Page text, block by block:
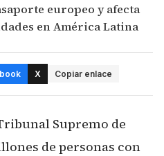
europeo y afecta
en América Latina
X Copiar enlace
Supremo de
de personas con